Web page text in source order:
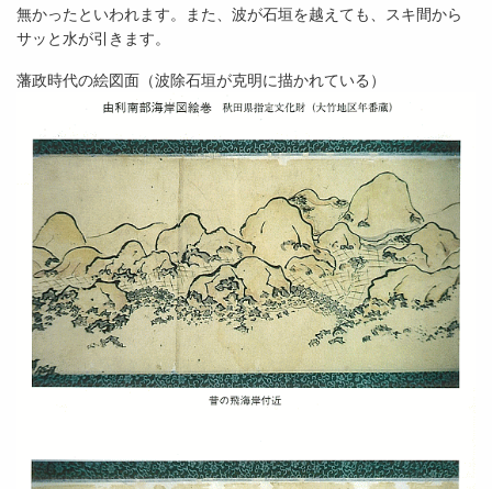
無かったといわれます。また、波が石垣を越えても、スキ間から
サッと水が引きます。
藩政時代の絵図面（波除石垣が克明に描かれている）